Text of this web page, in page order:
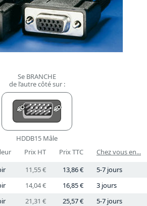
Se BRANCHE
de l’autre côté sur :
HDDB15 Mâle
Prix HT Prix TTC
Chez vous en...
11,55 € 13,86 €
5-7 jours
14,04 € 16,85 €
3 jours
21,31 € 25,57 €
5-7 jours